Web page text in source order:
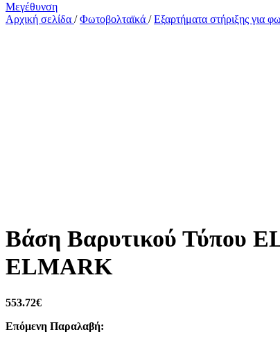
Μεγέθυνση
Αρχική σελίδα / Φωτοβολταϊκά / Εξαρτήματα στήριξης για
Βάση Βαρυτικού Τύπου
ELMARK
553.72€
Επόμενη Παραλαβή: